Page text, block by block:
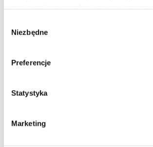
zgody
Niezbędne
Preferencje
Statystyka
Marketing